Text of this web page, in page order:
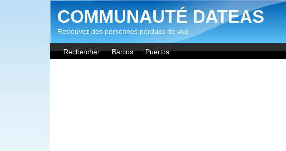
Aller au contenu principal
COMMUNAUTÉ DATEAS
Retrouvez des personnes perdues de vue
Rechercher Barcos Puertos